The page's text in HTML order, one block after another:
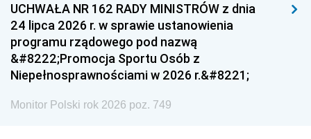
UCHWAŁA NR 162 RADY MINISTRÓW z dnia
24 lipca 2026 r. w sprawie ustanowienia
programu rządowego pod nazwą
&#8222;Promocja Sportu Osób z
Niepełnosprawnościami w 2026 r.&#8221;
Monitor Polski rok 2026 poz. 749